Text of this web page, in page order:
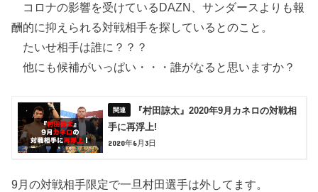
コロナの影響を受けているDAZN、サンダースよりも報
酬的に抑えられる対戦相手を探しているとのこと。
たいせ相手は誰に？？？
他にも候補がいっぱい・・・誰がなると思いますか？
『村田諒太』2020年9月カネロの対戦相
手に再浮上!
2020年6月3日
9月の対戦相手限定で一旦村田選手は外してます。